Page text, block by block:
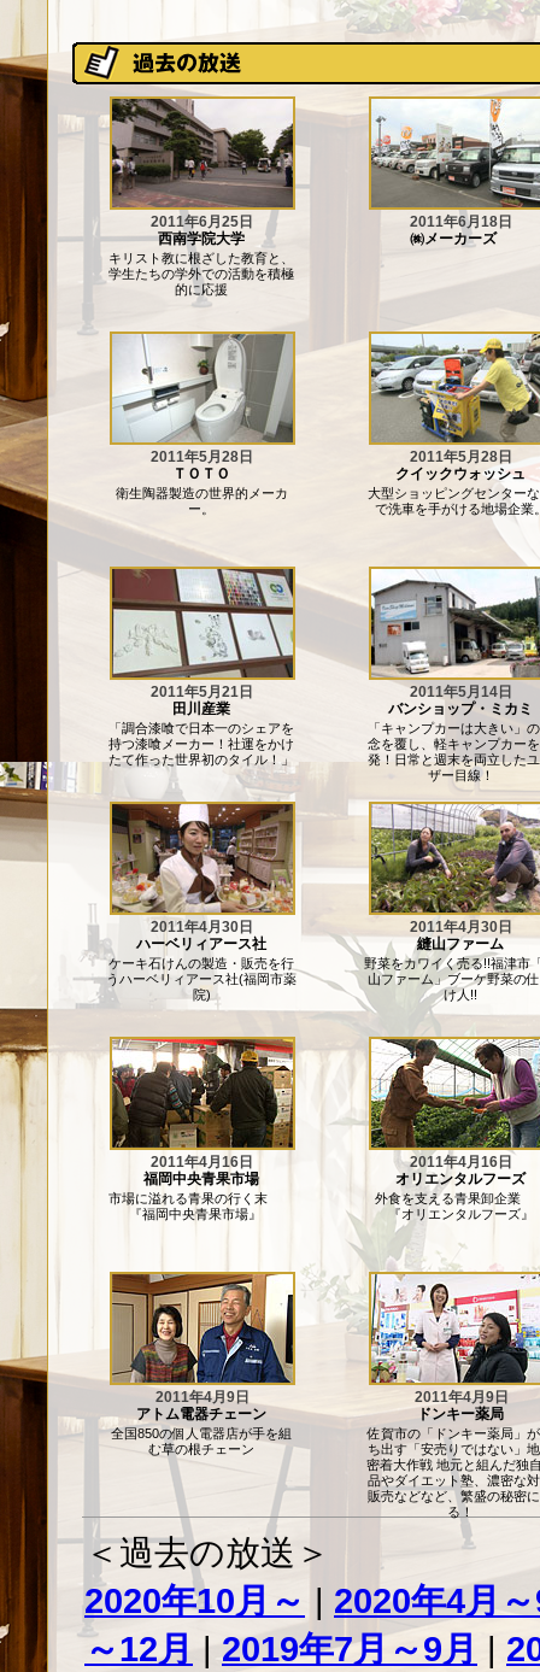
2011年6月25日
西南学院大学
キリスト教に根ざした教育と、
学生たちの学外での活動を積極
的に応援
2011年6月18日
㈱メーカーズ
2011年5月28日
ＴＯＴＯ
衛生陶器製造の世界的メーカ
ー。
2011年5月28日
クイックウォッシュ
大型ショッピングセンター
で洗車を手がける地場企業
2011年5月21日
田川産業
「調合漆喰で日本一のシェアを
持つ漆喰メーカー！社運をかけ
たて作った世界初のタイル！」
2011年5月14日
バンショップ・ミカミ
「キャンプカーは大きい」
念を覆し、軽キャンプカー
発！日常と週末を両立した
ザー目線！
2011年4月30日
ハーベリィアース社
ケーキ石けんの製造・販売を行
うハーベリィアース社(福岡市薬
院)
2011年4月30日
縫山ファーム
野菜をカワイく売る!!福津市
山ファーム」ブーケ野菜の
け人!!
2011年4月16日
福岡中央青果市場
市場に溢れる青果の行く末
『福岡中央青果市場』
2011年4月16日
オリエンタルフーズ
外食を支える青果卸企
『オリエンタルフーズ』
2011年4月9日
アトム電器チェーン
全国850の個人電器店が手を組
む草の根チェーン
2011年4月9日
ドンキー薬局
佐賀市の「ドンキー薬局」
ち出す「安売りではない」
密着大作戦 地元と組んだ独
品やダイエット塾、濃密な
販売などなど、繁盛の秘密
る！
＜過去の放送＞
2020年10月～ | 2020年4月
～12月 | 2019年7月～9月 |